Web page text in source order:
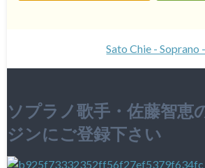
Sato Chie - Soprano -
ソプラノ歌手・佐藤智恵
ジンにご登録下さい